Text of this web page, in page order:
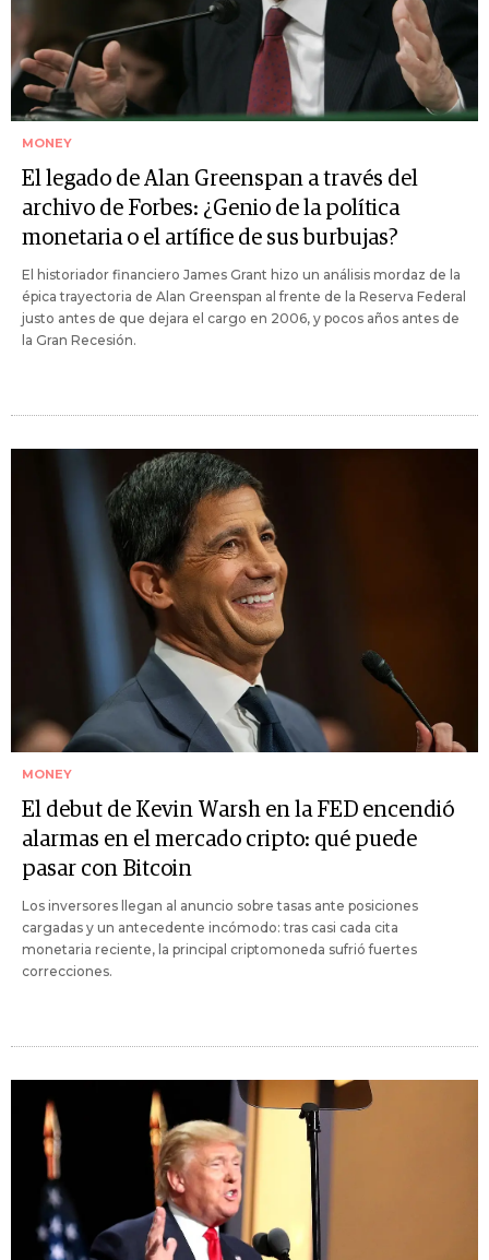
MONEY
El legado de Alan Greenspan a través del
archivo de Forbes: ¿Genio de la política
monetaria o el artífice de sus burbujas?
El historiador financiero James Grant hizo un análisis mordaz de la
épica trayectoria de Alan Greenspan al frente de la Reserva Federal
justo antes de que dejara el cargo en 2006, y pocos años antes de
la Gran Recesión.
MONEY
El debut de Kevin Warsh en la FED encendió
alarmas en el mercado cripto: qué puede
pasar con Bitcoin
Los inversores llegan al anuncio sobre tasas ante posiciones
cargadas y un antecedente incómodo: tras casi cada cita
monetaria reciente, la principal criptomoneda sufrió fuertes
correcciones.